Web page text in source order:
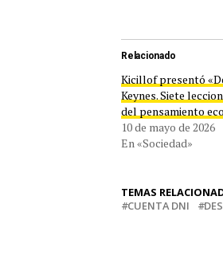
Relacionado
Kicillof presentó
Keynes. Siete
del pensamiento
10 de mayo de 2026
En «Sociedad»
TEMAS
CUENTA DNI